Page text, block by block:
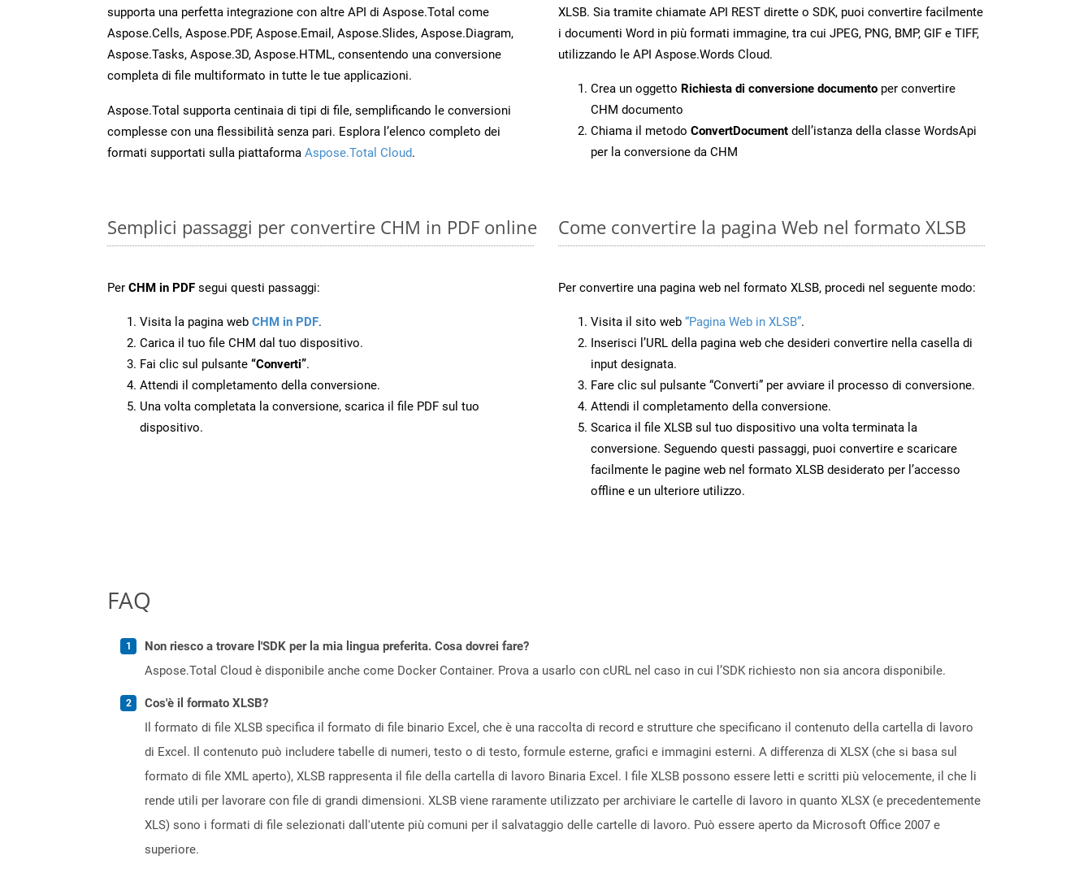
supporta una perfetta integrazione con altre API di Aspose.Total come
Aspose.Cells, Aspose.PDF, Aspose.Email, Aspose.Slides, Aspose.Diagram,
Aspose.Tasks, Aspose.3D, Aspose.HTML, consentendo una conversione
completa di file multiformato in tutte le tue applicazioni.
Aspose.Total supporta centinaia di tipi di file, semplificando le conversioni
complesse con una flessibilità senza pari. Esplora l’elenco completo dei
formati supportati sulla piattaforma Aspose.Total Cloud.
XLSB. Sia tramite chiamate API REST dirette o SDK, puoi convertire facilmente
i documenti Word in più formati immagine, tra cui JPEG, PNG, BMP, GIF e TIFF,
utilizzando le API Aspose.Words Cloud.
Crea un oggetto Richiesta di conversione documento per convertire
CHM documento
Chiama il metodo ConvertDocument dell’istanza della classe WordsApi
per la conversione da CHM
Semplici passaggi per convertire CHM in PDF online
Per CHM in PDF segui questi passaggi:
Visita la pagina web CHM in PDF.
Carica il tuo file CHM dal tuo dispositivo.
Fai clic sul pulsante “Converti”.
Attendi il completamento della conversione.
Una volta completata la conversione, scarica il file PDF sul tuo
dispositivo.
Come convertire la pagina Web nel formato XLSB
Per convertire una pagina web nel formato XLSB, procedi nel seguente modo:
Visita il sito web “Pagina Web in XLSB”.
Inserisci l’URL della pagina web che desideri convertire nella casella di
input designata.
Fare clic sul pulsante “Converti” per avviare il processo di conversione.
Attendi il completamento della conversione.
Scarica il file XLSB sul tuo dispositivo una volta terminata la
conversione. Seguendo questi passaggi, puoi convertire e scaricare
facilmente le pagine web nel formato XLSB desiderato per l’accesso
offline e un ulteriore utilizzo.
FAQ
Non riesco a trovare l'SDK per la mia lingua preferita. Cosa dovrei fare?
Aspose.Total Cloud è disponibile anche come Docker Container. Prova a usarlo con cURL nel caso in cui l’SDK richiesto non sia ancora disponibile.
Cos'è il formato XLSB?
Il formato di file XLSB specifica il formato di file binario Excel, che è una raccolta di record e strutture che specificano il contenuto della cartella di lavoro
di Excel. Il contenuto può includere tabelle di numeri, testo o di testo, formule esterne, grafici e immagini esterni. A differenza di XLSX (che si basa sul
formato di file XML aperto), XLSB rappresenta il file della cartella di lavoro Binaria Excel. I file XLSB possono essere letti e scritti più velocemente, il che li
rende utili per lavorare con file di grandi dimensioni. XLSB viene raramente utilizzato per archiviare le cartelle di lavoro in quanto XLSX (e precedentemente
XLS) sono i formati di file selezionati dall'utente più comuni per il salvataggio delle cartelle di lavoro. Può essere aperto da Microsoft Office 2007 e
superiore.